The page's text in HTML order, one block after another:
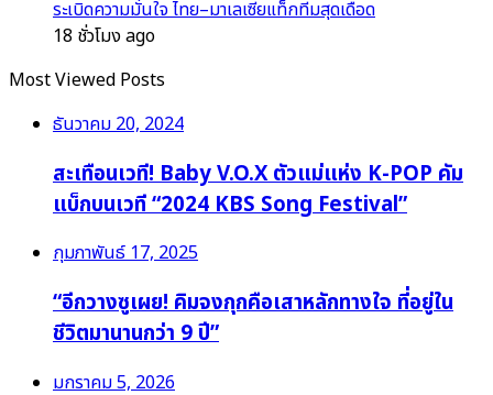
ระเบิดความมั่นใจ ไทย–มาเลเซียแท็กทีมสุดเดือด
18 ชั่วโมง ago
Most Viewed Posts
ธันวาคม 20, 2024
สะเทือนเวที! Baby V.O.X ตัวแม่แห่ง K-POP คัม
แบ็กบนเวที “2024 KBS Song Festival”
กุมภาพันธ์ 17, 2025
“อีกวางซูเผย! คิมจงกุกคือเสาหลักทางใจ ที่อยู่ใน
ชีวิตมานานกว่า 9 ปี”
มกราคม 5, 2026